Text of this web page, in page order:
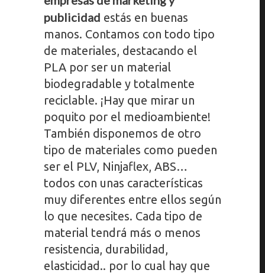
publicidad estás en buenas
manos. Contamos con todo tipo
de materiales, destacando el
PLA por ser un material
biodegradable y totalmente
reciclable. ¡Hay que mirar un
poquito por el medioambiente!
También disponemos de otro
tipo de materiales como pueden
ser el PLV, Ninjaflex, ABS…
todos con unas características
muy diferentes entre ellos según
lo que necesites. Cada tipo de
material tendrá más o menos
resistencia, durabilidad,
elasticidad.. por lo cual hay que